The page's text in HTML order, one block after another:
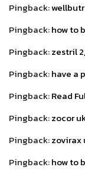
Pingback:
Pingback:how to
Pingback:zestril
Pingback:have a
Pingback:Read
Pingback:zocor
Pingback:zovirax
Pingback:how to